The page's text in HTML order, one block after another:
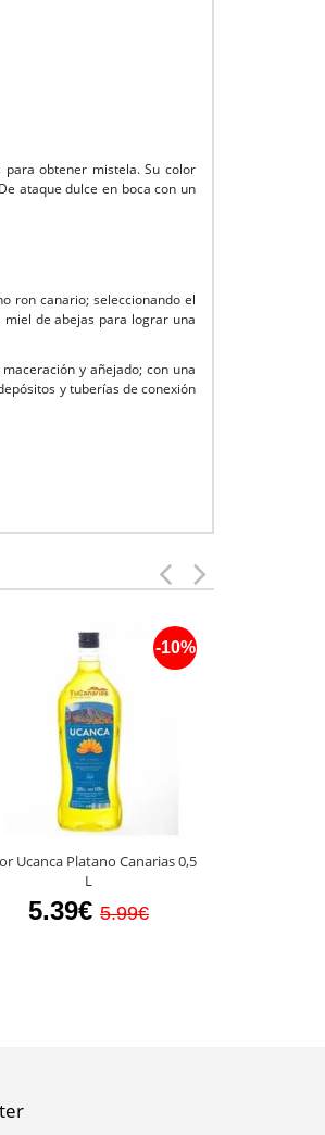
obtener mistela. Su color
ataque dulce en boca con un
ron canario; seleccionando el
de abejas para lograr una
y añejado; con una
y tuberías de conexión
Ucanca Platano Canarias 0,5
L
5.39€
-10%
5.99€